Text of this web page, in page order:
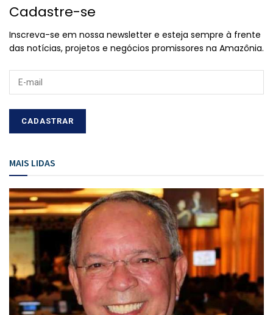
Cadastre-se
Inscreva-se em nossa newsletter e esteja sempre à frente
das notícias, projetos e negócios promissores na Amazônia.
MAIS LIDAS